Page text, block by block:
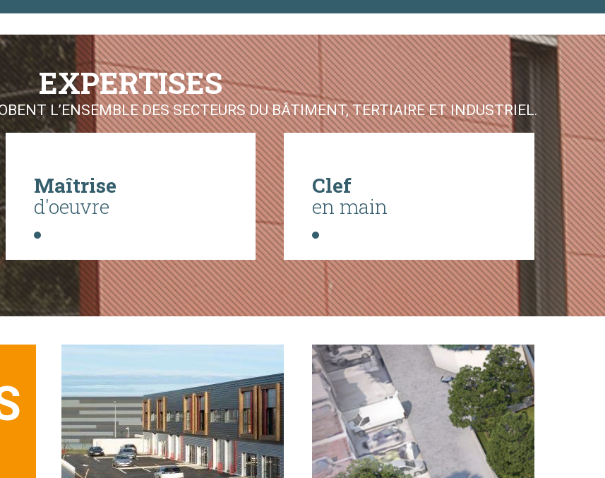
EXPERTISES
L’ENSEMBLE DES SECTEURS DU BÂTIMENT, TERTIAIRE ET INDUSTRIEL.
Maîtrise
d'oeuvre
Clef
en main